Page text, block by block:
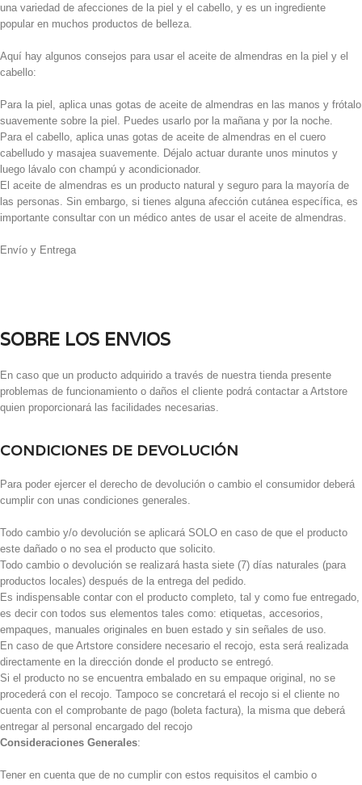
una variedad de afecciones de la piel y el cabello, y es un ingrediente
popular en muchos productos de belleza.
Aquí hay algunos consejos para usar el aceite de almendras en la piel y el
cabello:
Para la piel, aplica unas gotas de aceite de almendras en las manos y frótalo
suavemente sobre la piel. Puedes usarlo por la mañana y por la noche.
Para el cabello, aplica unas gotas de aceite de almendras en el cuero
cabelludo y masajea suavemente. Déjalo actuar durante unos minutos y
luego lávalo con champú y acondicionador.
El aceite de almendras es un producto natural y seguro para la mayoría de
las personas. Sin embargo, si tienes alguna afección cutánea específica, es
importante consultar con un médico antes de usar el aceite de almendras.
Envío y Entrega
SOBRE LOS ENVIOS
En caso que un producto adquirido a través de nuestra tienda presente
problemas de funcionamiento o daños el cliente podrá contactar a Artstore
quien proporcionará las facilidades necesarias.
CONDICIONES DE DEVOLUCIÓN
Para poder ejercer el derecho de devolución o cambio el consumidor deberá
cumplir con unas condiciones generales.
Todo cambio y/o devolución se aplicará SOLO en caso de que el producto
este dañado o no sea el producto que solicito.
Todo cambio o devolución se realizará hasta siete (7) días naturales (para
productos locales) después de la entrega del pedido.
Es indispensable contar con el producto completo, tal y como fue entregado,
es decir con todos sus elementos tales como: etiquetas, accesorios,
empaques, manuales originales en buen estado y sin señales de uso.
En caso de que Artstore considere necesario el recojo, esta será realizada
directamente en la dirección donde el producto se entregó.
Si el producto no se encuentra embalado en su empaque original, no se
procederá con el recojo. Tampoco se concretará el recojo si el cliente no
cuenta con el comprobante de pago (boleta factura), la misma que deberá
entregar al personal encargado del recojo
Consideraciones Generales:
Tener en cuenta que de no cumplir con estos requisitos el cambio o